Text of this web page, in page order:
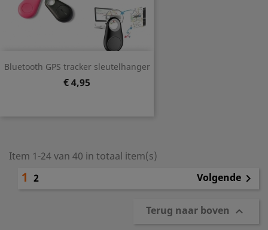
Bluetooth GPS tracker sleutelhanger
Prijs
€ 4,95
Item 1-24 van 40 in totaal item(s)
1 2 Volgende 
Terug naar boven 